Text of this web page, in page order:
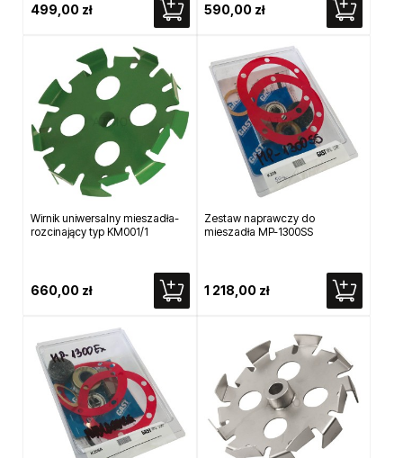
499,00 zł 590,00 zł
Wirnik uniwersalny mieszadła-
rozcinający typ KM001/1
660,00 zł
Zestaw naprawczy do
mieszadła MP-1300SS
1 218,00 zł